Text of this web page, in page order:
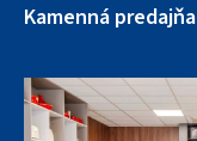
Kamenná predajňa